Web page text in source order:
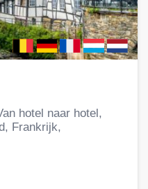
hotel naar hotel,
Frankrijk,